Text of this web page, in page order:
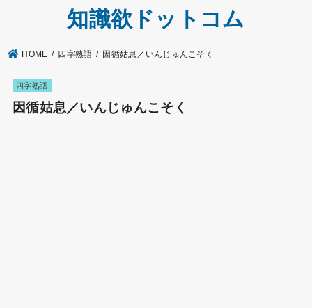
知識欲ドットコム
HOME 四字熟語 因循姑息／いんじゅんこそく
四字熟語
因循姑息／いんじゅんこそく